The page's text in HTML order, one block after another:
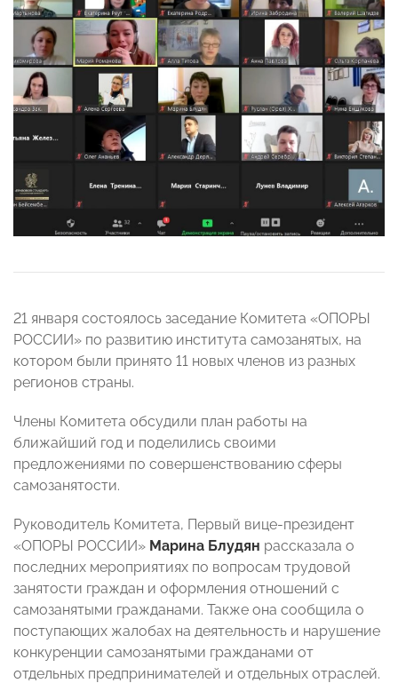
21 января состоялось заседание Комитета «ОПОРЫ
РОССИИ» по развитию института самозанятых, на
котором были принято 11 новых членов из разных
регионов страны.
Члены Комитета обсудили план работы на
ближайший год и поделились своими
предложениями по совершенствованию сферы
самозанятости.
Руководитель Комитета, Первый вице-президент
«ОПОРЫ РОССИИ» Марина Блудян рассказала о
последних мероприятиях по вопросам трудовой
занятости граждан и оформления отношений с
самозанятыми гражданами. Также она сообщила о
поступающих жалобах на деятельность и нарушение
конкуренции самозанятыми гражданами от
отдельных предпринимателей и отдельных отраслей.